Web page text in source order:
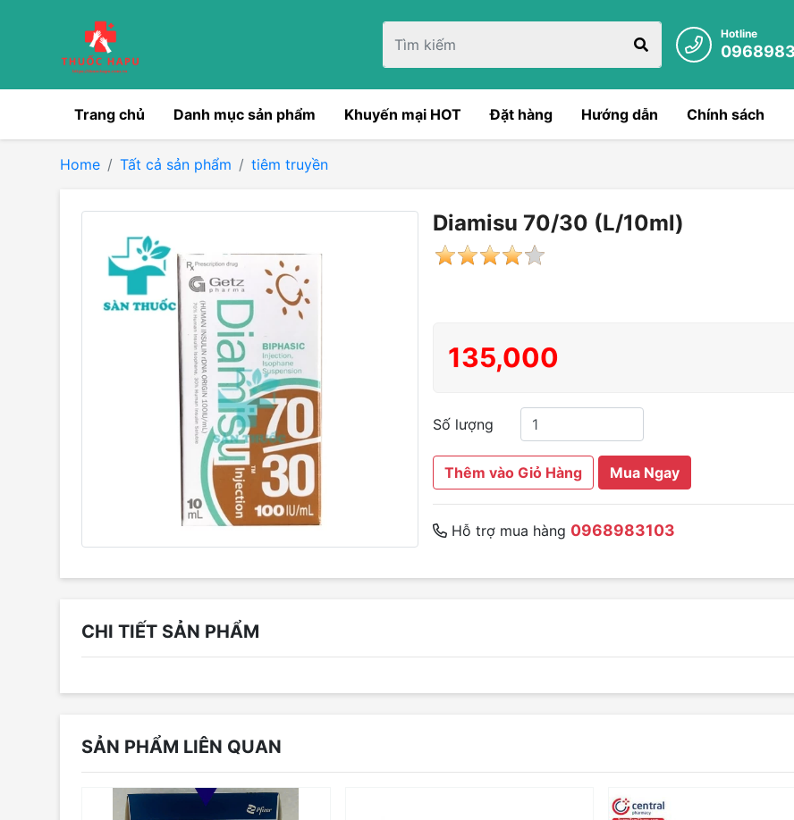
Hotline
Trang chủ Danh mục sản phẩm Khuyến mại HOT Đặt hàng Hướng dẫn Chính sách
Home Tất cả sản phẩm tiêm truyền
Diamisu 70/30 (L/10ml)
135,000
Số lượng
Thêm vào Giỏ Hàng Mua Ngay
Hỗ trợ mua hàng 0968983103
CHI TIẾT SẢN PHẨM
SẢN PHẨM LIÊN QUAN